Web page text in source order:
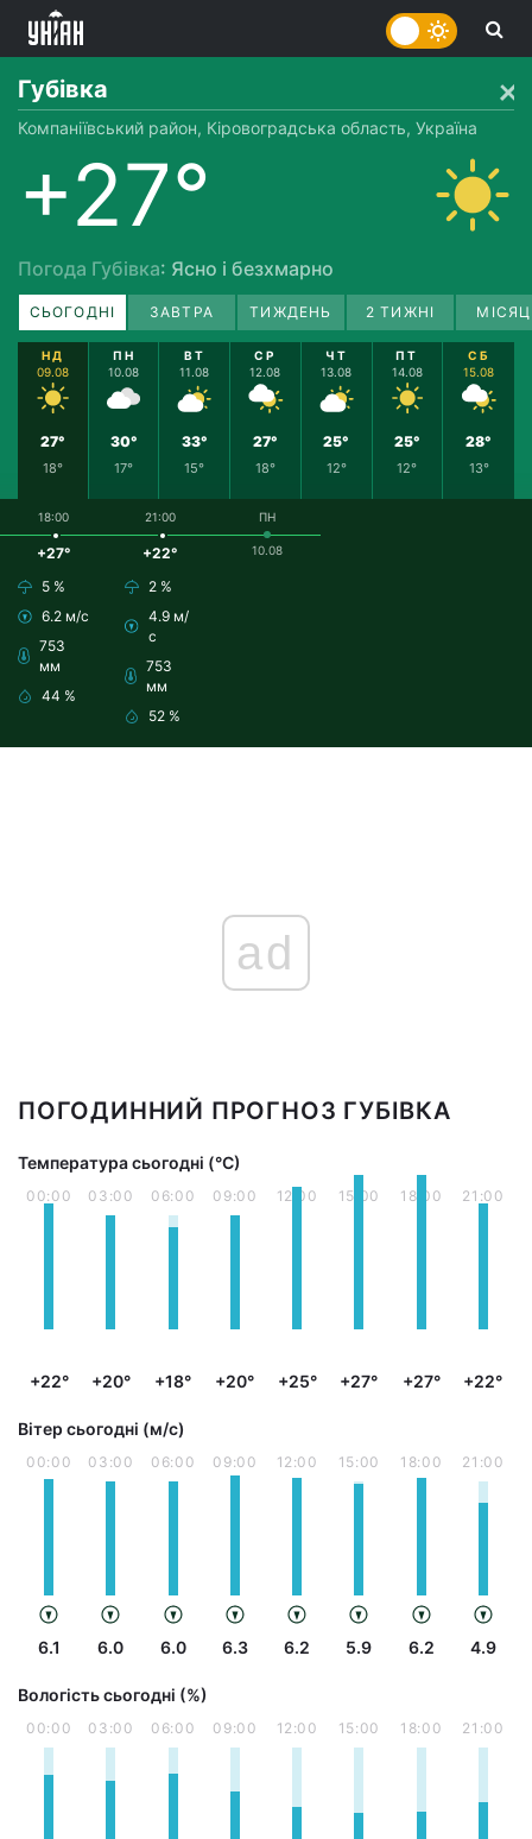
Губівка
Компаніївський район, Кіровоградська область, Україна
+27°
Погода Губівка: Ясно і безхмарно
СЬОГОДНІ ЗАВТРА ТИЖДЕНЬ 2 ТИЖНІ
НД
09.08
27°
18°
ПН
10.08
30°
17°
ВТ
11.08
33°
15°
СР
12.08
27°
18°
ЧТ
13.08
25°
12°
ПТ
14.08
25°
12°
СБ
15.08
28°
13°
18:00
+27°
5 %
6.2 м/с
753
мм
44 %
21:00
+22°
2 %
4.9 м/
с
753
мм
52 %
ПН
10.08
ad
ПОГОДИННИЙ ПРОГНОЗ ГУБІВКА
Температура сьогодні (°С)
00:00
+22°
03:00
+20°
06:00
+18°
09:00
+20°
12:00
+25°
15:00
+27°
18:00
+27°
21:00
+22°
Вітер сьогодні (м/с)
00:00
6.1
03:00
6.0
06:00
6.0
09:00
6.3
12:00
6.2
15:00
5.9
18:00
6.2
21:00
4.9
Вологість сьогодні (%)
00:00 03:00 06:00 09:00 12:00 15:00 18:00 21:00